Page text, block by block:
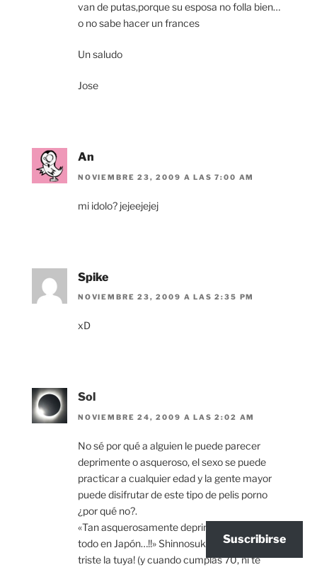
van de putas,porque su esposa no folla bien…
o no sabe hacer un frances
Un saludo
Jose
An
NOVIEMBRE 23, 2009 A LAS 7:00 AM
mi idolo? jejeejejej
Spike
NOVIEMBRE 23, 2009 A LAS 2:35 PM
xD
Sol
NOVIEMBRE 24, 2009 A LAS 2:02 AM
No sé por qué a alguien le puede parecer
deprimente o asqueroso, el sexo se puede
practicar a cualquier edad y la gente mayor
puede disifrutar de este tipo de pelis porno
¿por qué no?.
«Tan asquerosamente deprimente como casi
todo en Japón…!!» Shinnosuke ¡qué vida más
triste la tuya! (y cuando cumplas 70, ni te
Suscribirse